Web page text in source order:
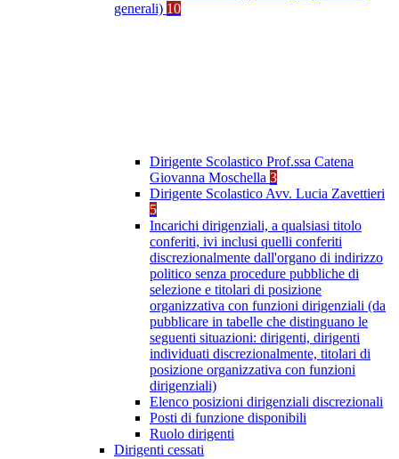
generali) 10
Dirigente Scolastico Prof.ssa Catena
Giovanna Moschella 3
Dirigente Scolastico Avv. Lucia Zavettieri
5
Incarichi dirigenziali, a qualsiasi titolo
conferiti, ivi inclusi quelli conferiti
discrezionalmente dall'organo di indirizzo
politico senza procedure pubbliche di
selezione e titolari di posizione
organizzativa con funzioni dirigenziali (da
pubblicare in tabelle che distinguano le
seguenti situazioni: dirigenti, dirigenti
individuati discrezionalmente, titolari di
posizione organizzativa con funzioni
dirigenziali)
Elenco posizioni dirigenziali discrezionali
Posti di funzione disponibili
Ruolo dirigenti
Dirigenti cessati